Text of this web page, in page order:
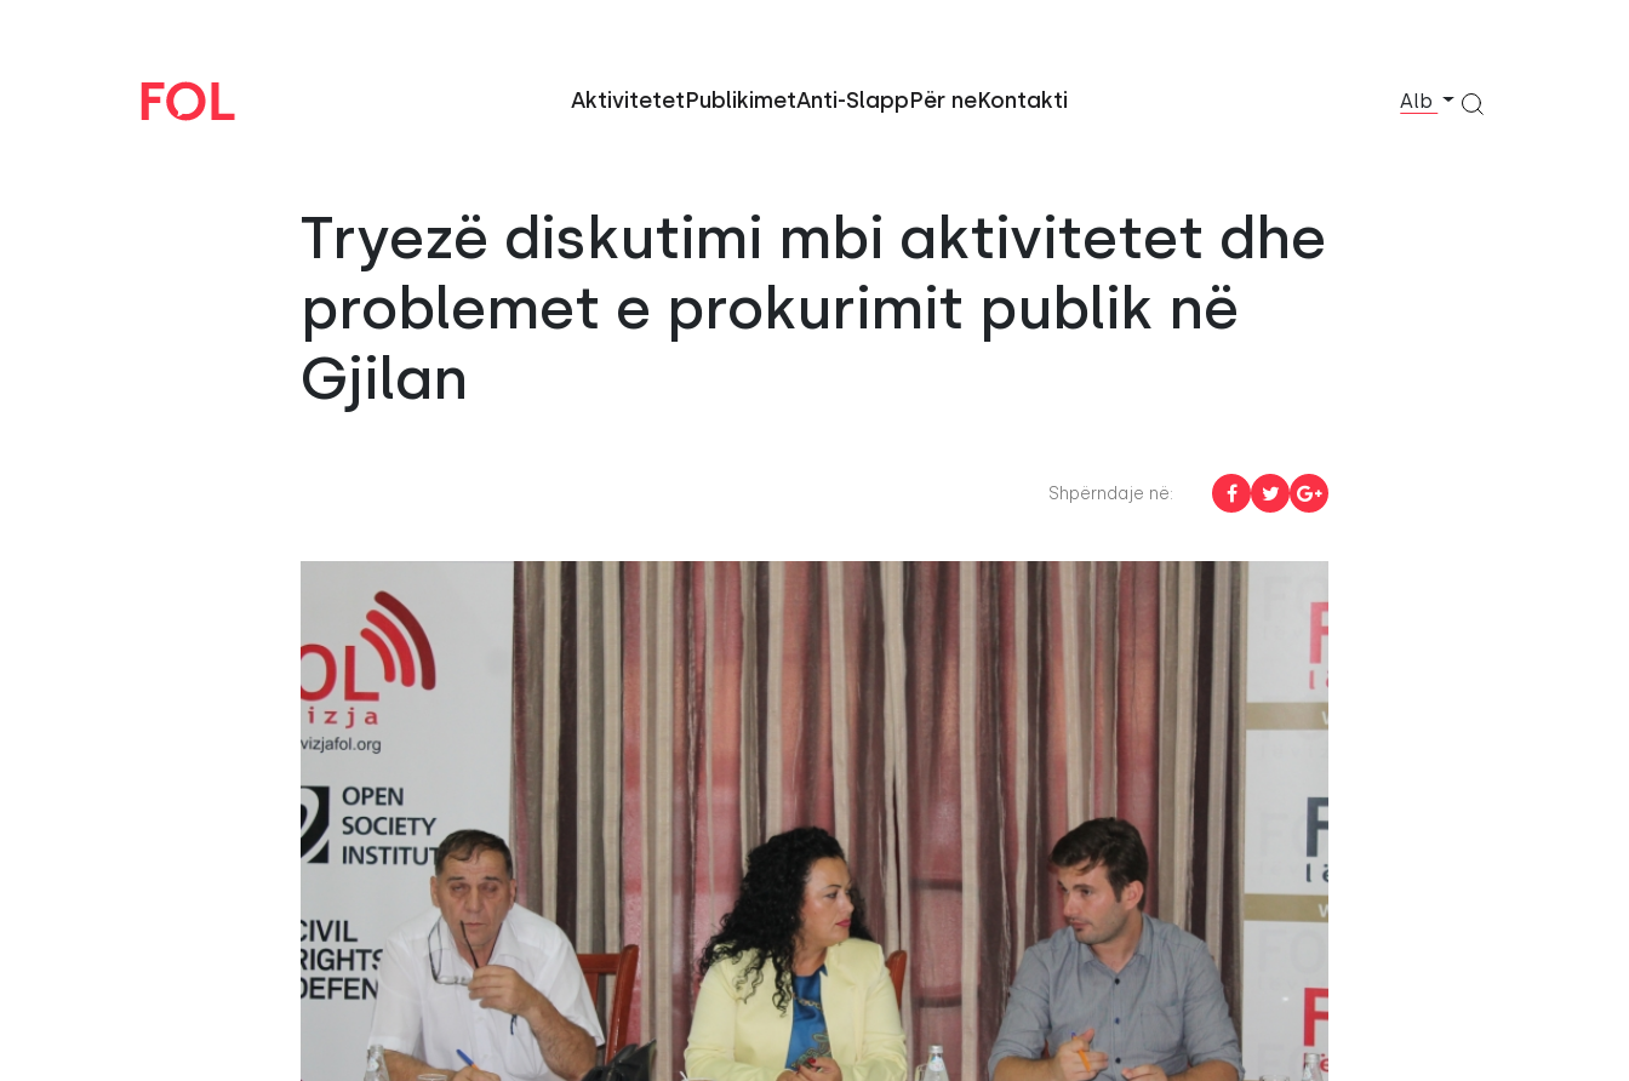
AktivitetetPublikimetAnti-SlappPër neKontakti Alb
Tryezë diskutimi mbi aktivitetet dhe
problemet e prokurimit publik në
Gjilan
Shpërndaje në: